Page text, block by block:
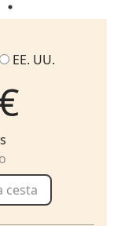
EE. UU.
cesta